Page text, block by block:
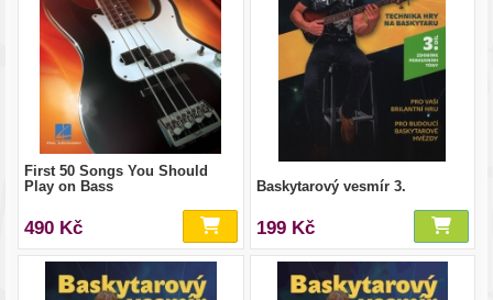
First 50 Songs You Should
Play on Bass
490 Kč
Baskytarový vesmír 3.
199 Kč